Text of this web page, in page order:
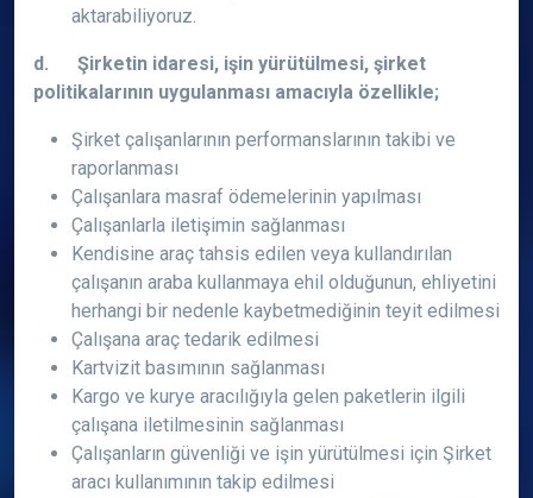
aktarabiliyoruz.
d. Şirketin idaresi, işin yürütülmesi, şirket
politikalarının uygulanması amacıyla özellikle;
Şirket çalışanlarının performanslarının takibi ve
raporlanması
Çalışanlara masraf ödemelerinin yapılması
Çalışanlarla iletişimin sağlanması
Kendisine araç tahsis edilen veya kullandırılan
çalışanın araba kullanmaya ehil olduğunun, ehliyetini
herhangi bir nedenle kaybetmediğinin teyit edilmesi
Çalışana araç tedarik edilmesi
Kartvizit basımının sağlanması
Kargo ve kurye aracılığıyla gelen paketlerin ilgili
çalışana iletilmesinin sağlanması
Çalışanların güvenliği ve işin yürütülmesi için Şirket
aracı kullanımının takip edilmesi